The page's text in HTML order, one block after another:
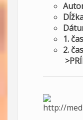
1.
2.